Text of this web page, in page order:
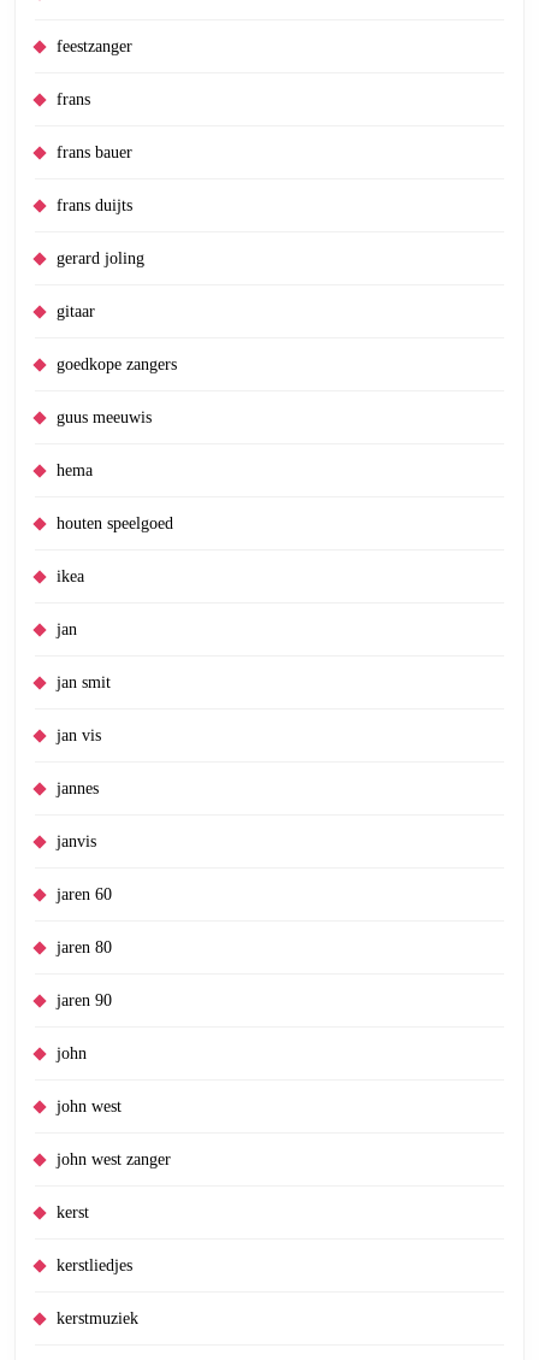
feestzanger
frans
frans bauer
frans duijts
gerard joling
gitaar
goedkope zangers
guus meeuwis
hema
houten speelgoed
ikea
jan
jan smit
jan vis
jannes
janvis
jaren 60
jaren 80
jaren 90
john
john west
john west zanger
kerst
kerstliedjes
kerstmuziek